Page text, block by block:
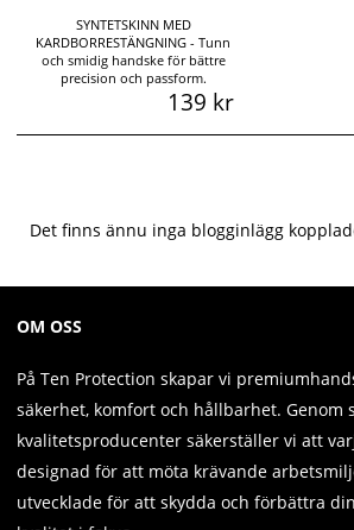
SYNTETSKINN MED
KARDBORRESTÄNGNING - Tunn
och smidig handske för bättre
precision och passform.
139 kr
Det finns ännu inga blogginlägg
OM OSS
På Ten Protection skapar vi
säkerhet, komfort och hållbarhet. Genom
kvalitetsproducenter säkerställer vi att
designad för att möta krävande
utvecklade för att skydda och förbättra